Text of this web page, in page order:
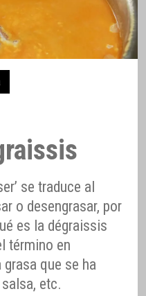
se traduce al
o desengrasar, por
es la dégraissis
término en
que se ha
etc.